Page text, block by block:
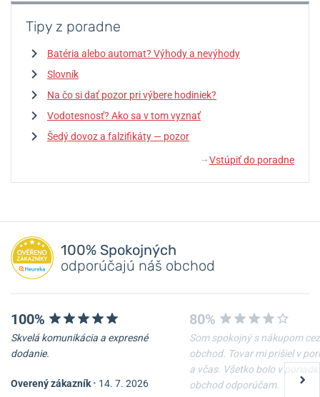
Tipy z poradne
Batéria alebo automat? Výhody a nevýhody
Slovník
Na čo si dať pozor pri výbere hodiniek?
Vodotesnosť? Ako sa v tom vyznať
Šedý dovoz a falzifikáty — pozor
↓ Vstúpiť do poradne
100% Spokojných
odporúčajú náš obchod
100%
Skvelá komunikácia a expresné
dodanie.
Overený zákazník • 14. 7. 2026
80%
Som spokojný s nákupom cez
obchod. Tovar mi prišiel v
a včas. Všetko bolo v
obchod odporúčam.